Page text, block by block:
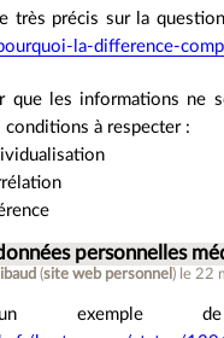
très précis sur la
la-difference-
que les informations ne
conditions à respecter :
personnelles
(site web personnel ) le 22
exemple